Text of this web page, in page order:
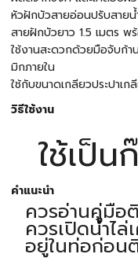
หัวฝักบัวสายอ่อนปรับสายน้
สายฝักบัวยาว 1.5 เมตร
ใช้งานสะดวกด้วยมือจับก้า
มิกภายใน
ใช้กับขนาดเกลียวประปาเ
วิธีใช้งาน
ใช้เป็
คำแนะนำ
ควรอ่านคู่มือ
ควรเปิดน้ำไ
อยู่ในท่อก่อน